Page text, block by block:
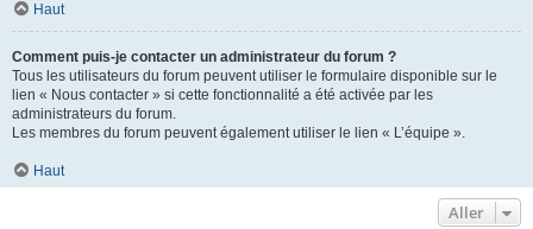
Haut
Comment puis-je contacter un administrateur du forum ?
Tous les utilisateurs du forum peuvent utiliser le formulaire disponible sur le
lien « Nous contacter » si cette fonctionnalité a été activée par les
administrateurs du forum.
Les membres du forum peuvent également utiliser le lien « L’équipe ».
Haut
Aller